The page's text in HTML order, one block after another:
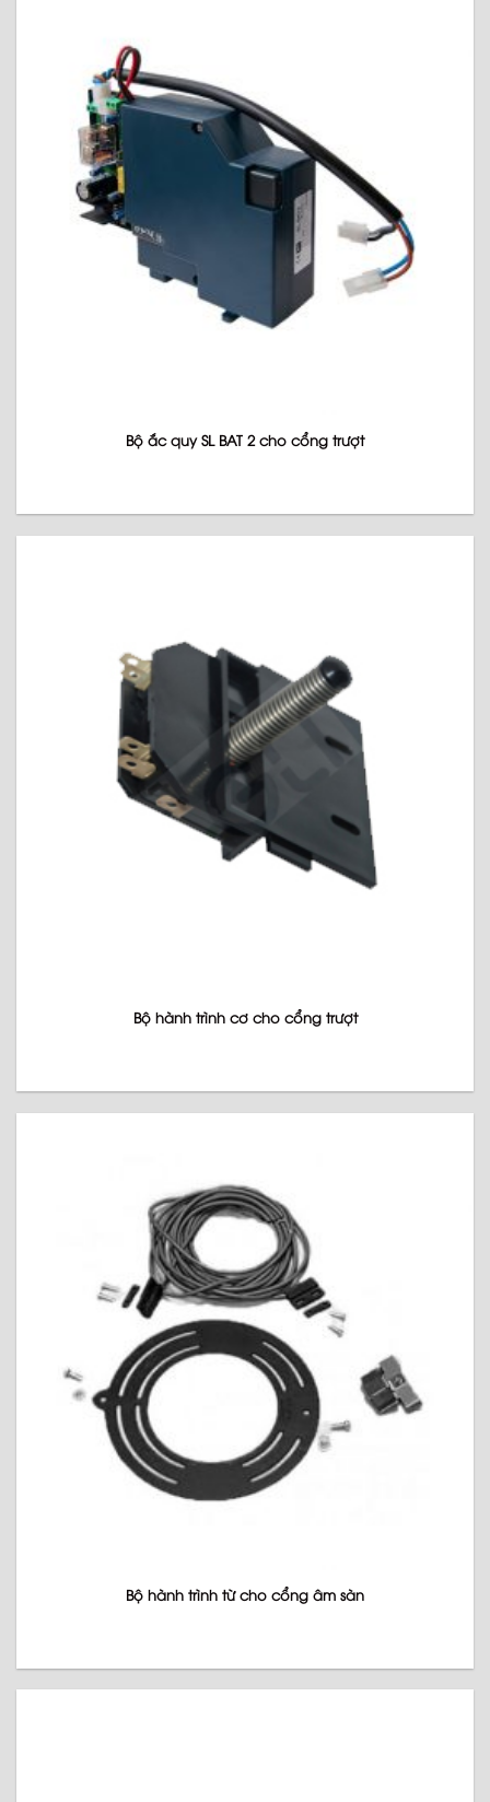
Bộ ắc quy SL BAT 2 cho cổng trượt
Bộ hành trình cơ cho cổng trượt
Bộ hành trình từ cho cổng âm sàn